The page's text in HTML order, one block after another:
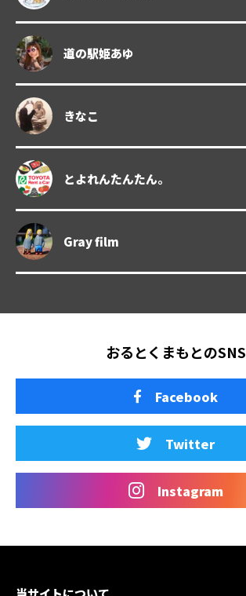
道の駅姫あゆ
きなこ
とよれんたんたん。
Gray film
おるとくまもとのSNS
Facebook
Twitter
Instagram